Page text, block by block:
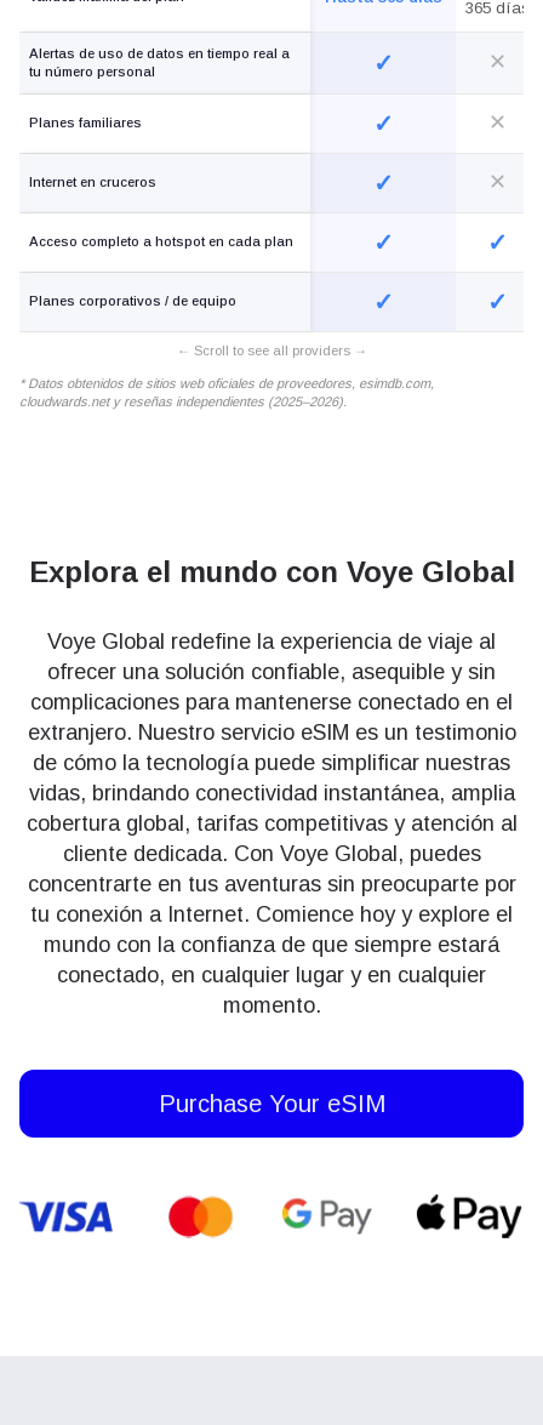
365 días
Alertas de uso de datos en tiempo real a
tu número personal
✓ ✕
Planes familiares ✓ ✕
Internet en cruceros ✓ ✕
Acceso completo a hotspot en cada plan ✓ ✓
Planes corporativos / de equipo ✓ ✓
* Datos obtenidos de sitios web oficiales de proveedores, esimdb.com,
cloudwards.net y reseñas independientes (2025–2026).
Explora el mundo con Voye Global
Voye Global redefine la experiencia de viaje al
ofrecer una solución confiable, asequible y sin
complicaciones para mantenerse conectado en el
extranjero. Nuestro servicio eSIM es un testimonio
de cómo la tecnología puede simplificar nuestras
vidas, brindando conectividad instantánea, amplia
cobertura global, tarifas competitivas y atención al
cliente dedicada. Con Voye Global, puedes
concentrarte en tus aventuras sin preocuparte por
tu conexión a Internet. Comience hoy y explore el
mundo con la confianza de que siempre estará
conectado, en cualquier lugar y en cualquier
momento.
Purchase Your eSIM